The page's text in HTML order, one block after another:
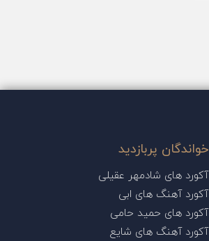
خواندگان پربازدید
آکورد های شادمهر عقیلی
آکورد آهنگ های ابی
آکورد های حمید حامی
آکورد آهنگ های شایع